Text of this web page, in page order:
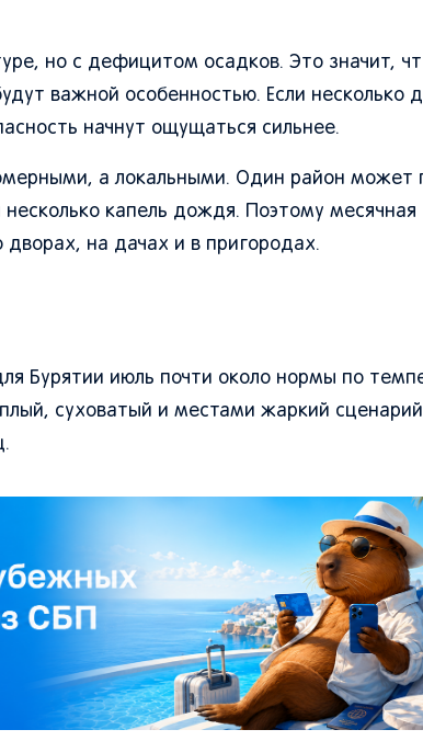
но с дефицитом осадков. Это значит,
важной особенностью. Если несколько
начнут ощущаться сильнее.
а локальными. Один район может
капель дождя. Поэтому
на дачах и в пригородах.
Бурятии июль почти около нормы по
суховатый и местами жаркий